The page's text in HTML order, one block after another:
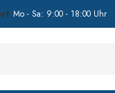
Mo - Sa: 9:00 - 18:00 Uhr